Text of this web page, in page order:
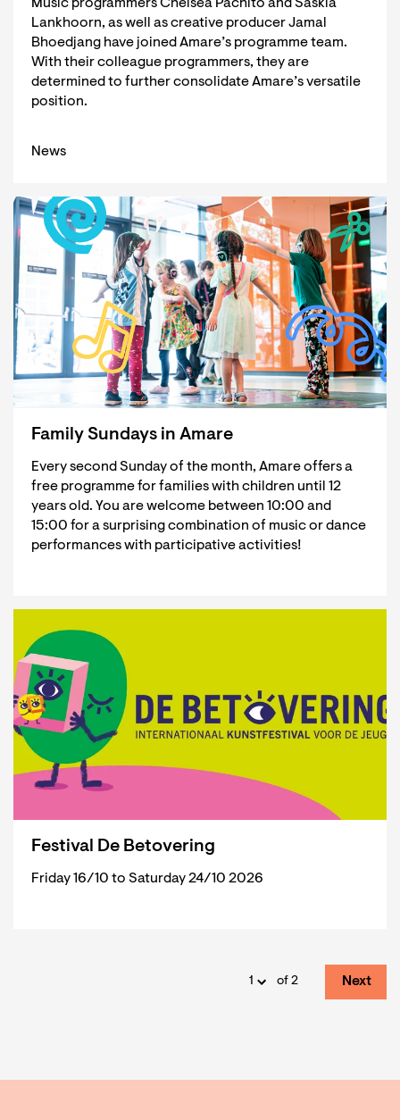
Music programmers Chelsea Pachito and Saskia
Lankhoorn, as well as creative producer Jamal
Bhoedjang have joined Amare’s programme team.
With their colleague programmers, they are
determined to further consolidate Amare’s versatile
position.
News
Family Sundays in Amare
Every second Sunday of the month, Amare offers a
free programme for families with children until 12
years old. You are welcome between 10:00 and
15:00 for a surprising combination of music or dance
performances with participative activities!
Festival De Betovering
Friday 16/10 to Saturday 24/10 2026
of 2 Next